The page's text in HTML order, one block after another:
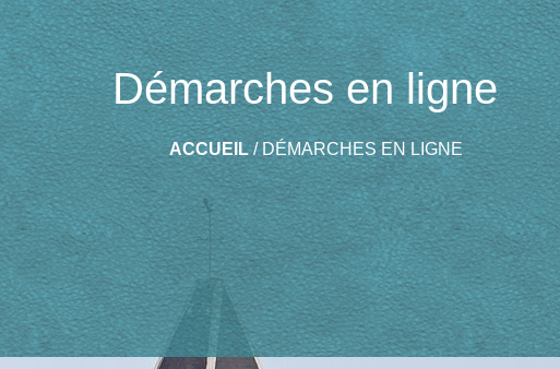
Démarches en ligne
ACCUEIL/DÉMARCHES EN LIGNE